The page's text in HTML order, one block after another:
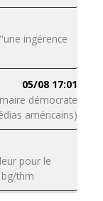
ingérence
05/08 17:01
démocrate
américains)
pour le
thm